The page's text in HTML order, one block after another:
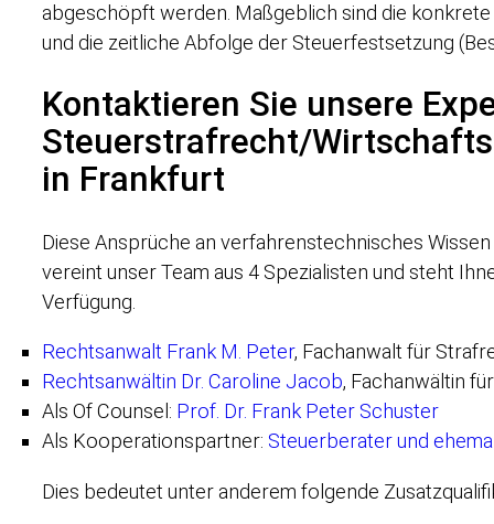
abgeschöpft werden. Maßgeblich sind die
und die zeitliche Abfolge der Steuerfestsetzung
Kontaktieren Sie unsere
Steuerstrafrecht/
in Frankfurt
Diese Ansprüche an verfahrenstechnisches
vereint unser Team aus 4 Spezialisten und steht
Verfügung.
Rechtsanwalt Frank M. Peter, Fachanwalt für
Rechtsanwältin Dr. Caroline Jacob, Fachanwältin
Als Of Counsel: Prof. Dr. Frank Peter Schuster
Als Kooperationspartner: Steuerberater und
Dies bedeutet unter anderem folgende